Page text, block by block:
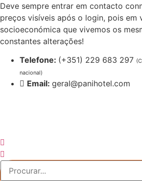
Pular
para
o
conteúdo
Deve sempre entrar em contacto
preços visíveis após o login, pois em
socioeconómica que vivemos os
constantes alterações!
Telefone: (+351) 229 683 297
nacional)
Email: geral@panihotel.com